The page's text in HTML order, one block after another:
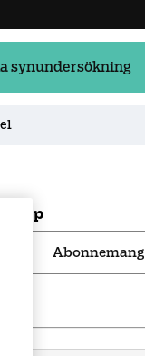
synundersökning
Abonnemang